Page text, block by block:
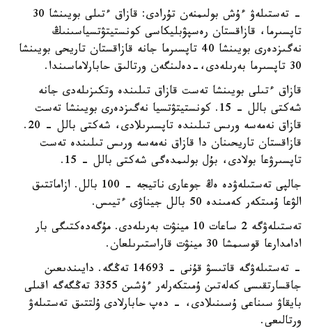
- تەستىلەۋ ءۇش بولىمنەن تۇرادى: قازاق ءتىلى بويىنشا 30
تاپسىرما، قازاقستان رەسپۋبليكاسى كونستيتۋتسياسىنىڭ
نەگىزدەرى بويىنشا 40 تاپسىرما جانە قازاقستان تاريحى بويىنشا
30 تاپسىرما بەرىلەدى،-دەلىنگەن ورتالىق حابارلاماسىندا.
قازاق ءتىلى بويىنشا تەست قازاق تىلىندە وتكىزىلەدى جانە
شەكتى بالل - 15. كونستيتۋتسيا نەگىزدەرى بويىنشا تەست
قازاق نەمەسە ورىس تىلىندە تاپسىرىلادى، شەكتى بالل - 20.
قازاقستان تاريحىنان دا قازاق نەمەسە ورىس تىلىندە تەست
تاپسىرۋعا بولادى، بۇل بولىمدەگى شەكتى بالل - 15.
جالپى تەستىلەۋدە ەڭ جوعارى ناتيجە - 100 بالل. ازاماتتىق
الۋعا ۇمىتكەر كەمىندە 50 بالل جيناۋى ءتيىس.
تەستىلەۋگە 2 ساعات 10 مينۋت بەرىلەدى. مۇگەدەكتىگى بار
ادامدارعا قوسىمشا 30 مينۋت قاراستىرىلعان.
- تەستىلەۋگە قاتىسۋ قۇنى - 14693 تەڭگە. دايىندىعىن
جاقسارتقىسى كەلەتىن ۇمىتكەرلەر ءۇشىن 3355 تەڭگەگە اقىلى
بايقاۋ سىناعى ۇسىنىلادى، - دەپ حابارلادى ۇلتتىق تەستىلەۋ
ورتالىعى.